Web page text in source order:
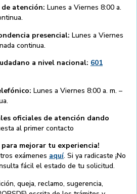
atención: Lunes a Viernes 8:00 a.
presencial: Lunes a Viernes
continua.
a nivel nacional: 601
Lunes a Viernes 8:00 a. m. –
oficiales de atención dando
al primer contacto
para mejorar tu experiencia!
exámenes aquí. Si ya radicaste ¡No
fácil el estado de tu solicitud.
queja, reclamo, sugerencia,